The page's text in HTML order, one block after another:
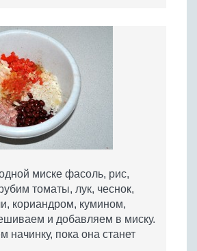
миске фасоль, рис,
томаты, лук, чеснок,
кориандром, кумином,
и добавляем в миску.
пока она станет